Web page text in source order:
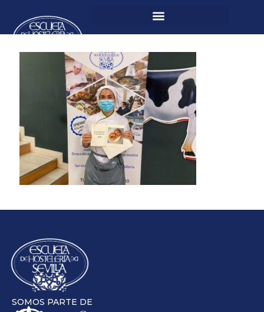
SOMOS PARTE DE